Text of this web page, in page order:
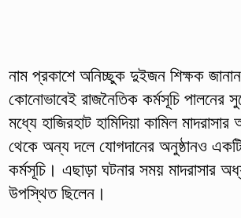
নাম প্রকাশে অনিচ্ছুক দুইজন শিক্ষক জানান,
কোনোভাবেই রাজনৈতিক কর্মসূচি
মধ্যে হাজিরহাট হামিদিয়া কামিল
থেকে অন্য দলে যোগদানের অনুষ্ঠানও
কর্মসূচি। এছাড়া ঘটনার সময় মাদরাসার
উপস্থিত ছিলেন।